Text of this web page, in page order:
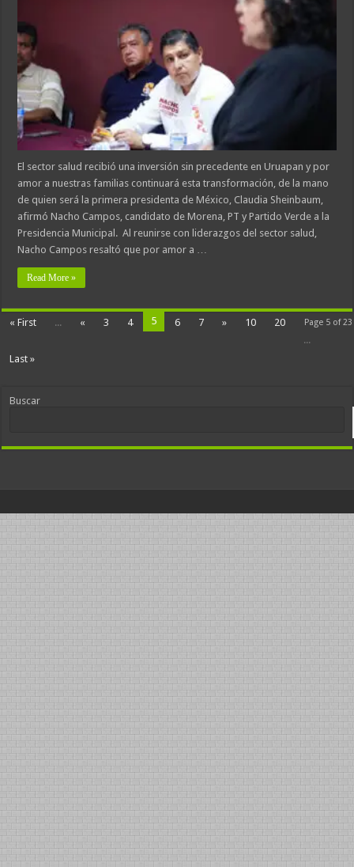
El sector salud recibió una inversión sin precedente en Uruapan y por
amor a nuestras familias continuará esta transformación, de la mano
de quien será la primera presidenta de México, Claudia Sheinbaum,
afirmó Nacho Campos, candidato de Morena, PT y Partido Verde a la
Presidencia Municipal. Al reunirse con liderazgos del sector salud,
Nacho Campos resaltó que por amor a …
Read More »
Page 5 of 23
« First ... « 3 4 5 6 7 » 10
20
...
Last »
Buscar